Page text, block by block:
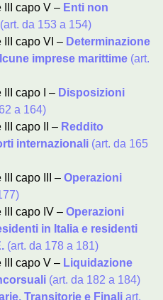
capo V – Enti non
(art. da 153 a 154)
capo VI – Determinazione
imprese marittime (art.
capo I – Disposizioni
a 164)
capo II – Reddito
internazionali (art. da 165
capo III – Operazioni
capo IV – Operazioni
in Italia e residenti
(art. da 178 a 181)
capo V – Liquidazione
(art. da 182 a 184)
Transitorie e Finali art.